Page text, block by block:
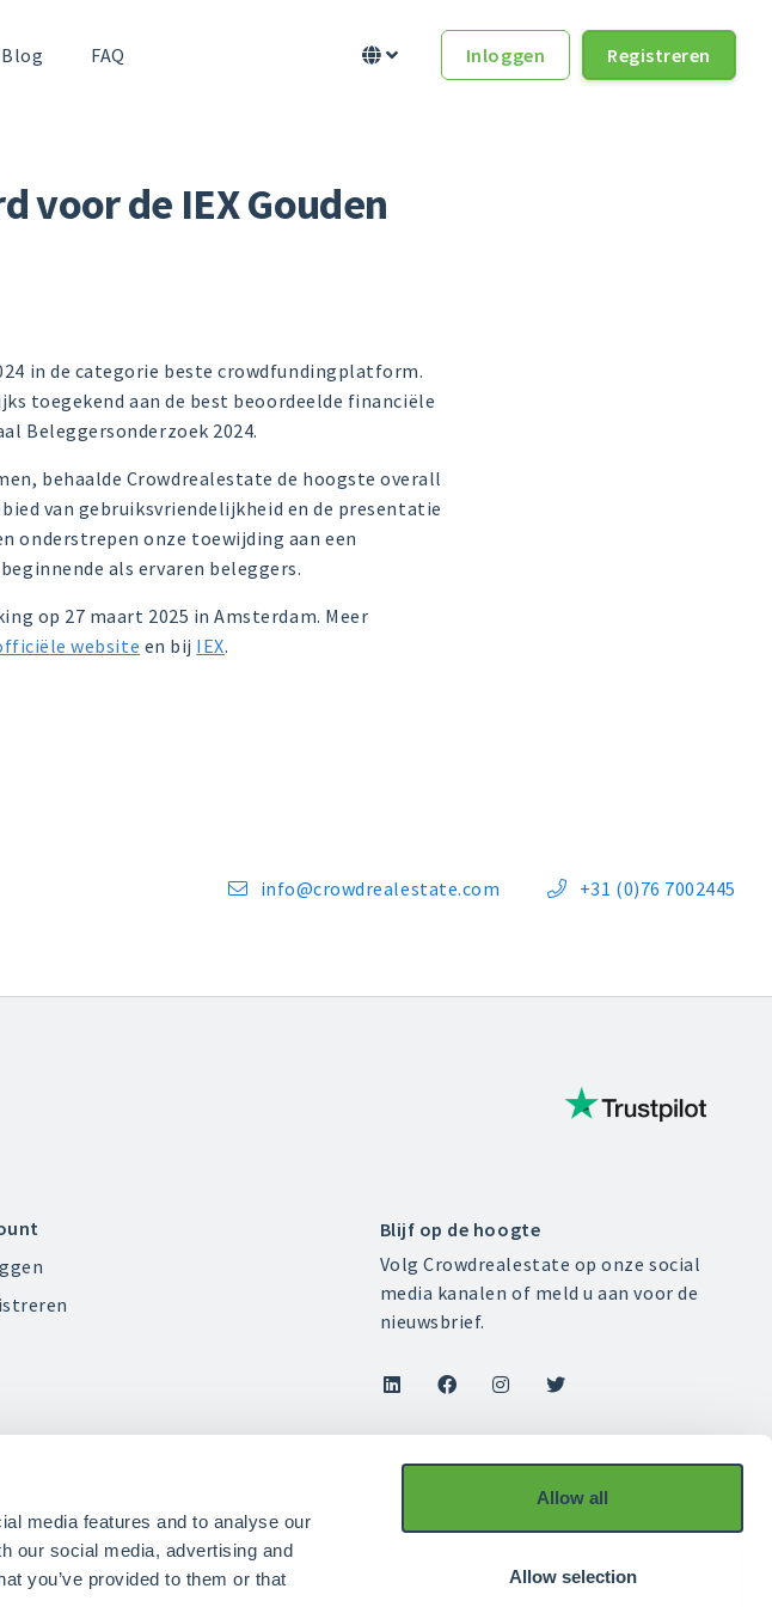
media features and to analyse our
our social media, advertising and
you’ve provided to them or that
Allow all
Allow selection
Blog FAQ   Inloggen Registreren
voor de IEX Gouden
in de categorie beste crowdfundingplatform.
toegekend aan de best beoordeelde financiële
Beleggersonderzoek 2024.
behaalde Crowdrealestate de hoogste overall
van gebruiksvriendelijkheid en de presentatie
onderstrepen onze toewijding aan een
als ervaren beleggers.
op 27 maart 2025 in Amsterdam. Meer
website en bij IEX.
 info@crowdrealestate.com  +31 (0)76 7002445
Blijf op de hoogte
Volg Crowdrealestate op onze social
media kanalen of meld u aan voor de
nieuwsbrief.
   